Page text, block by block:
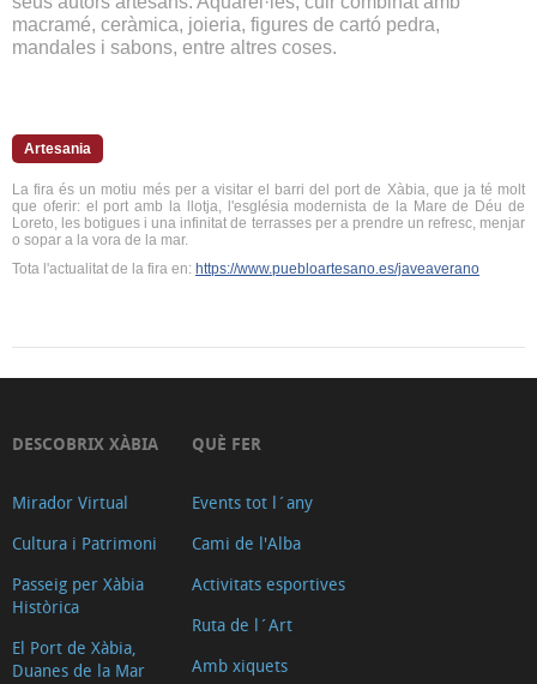
macramé, ceràmica, joieria, figures de cartó pedra,
mandales i sabons, entre altres coses.
Artesania
La fira és un motiu més per a visitar el barri del port de Xàbia, que ja té molt
que oferir: el port amb la llotja, l'església modernista de la Mare de Déu de
Loreto, les botigues i una infinitat de terrasses per a prendre un refresc, menjar
o sopar a la vora de la mar.
Tota l'actualitat de la fira en: https://www.puebloartesano.es/javeaverano
DESCOBRIX XÀBIA
Mirador Virtual
Cultura i Patrimoni
Passeig per Xàbia
Històrica
El Port de Xàbia,
Duanes de la Mar
QUÈ FER
Events tot l´any
Cami de l'Alba
Activitats esportives
Ruta de l´Art
Amb xiquets